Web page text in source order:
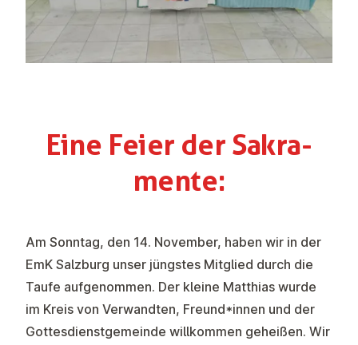
Eine Feier der Sakra­
mente:
Am Sonntag, den 14. November, haben wir in der
EmK Salzburg unser jüngstes Mitglied durch die
Taufe aufgenommen. Der kleine Matthias wurde
im Kreis von Verwandten, Freund*innen und der
Gottesdienstgemeinde willkommen geheißen. Wir